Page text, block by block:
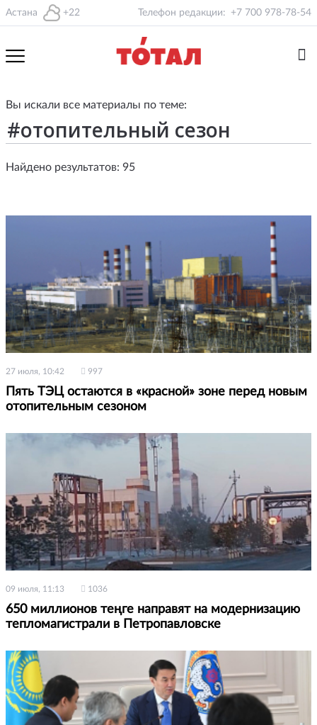
Астана +22 Телефон редакции: +7 700 978-78-54
Вы искали все материалы по теме:
Найдено результатов: 95
27 июля, 10:42 997
Пять ТЭЦ остаются в «красной» зоне перед новым
отопительным сезоном
09 июля, 11:13 1036
650 миллионов теңге направят на модернизацию
тепломагистрали в Петропавловске